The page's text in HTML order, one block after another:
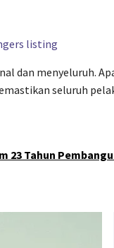
dan menyeluruh.
seluruh
23 Tahun